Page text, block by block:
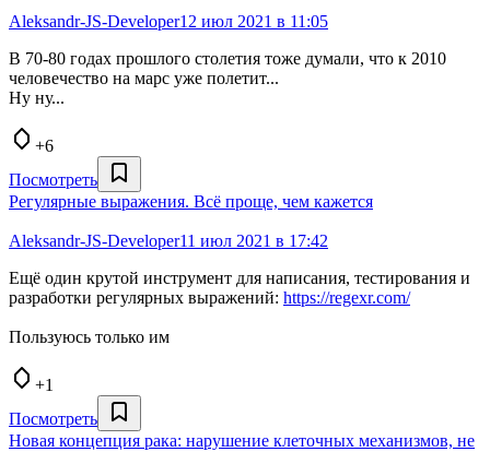
Aleksandr-JS-Developer12 июл 2021 в 11:05
В 70-80 годах прошлого столетия тоже думали, что к 2010
человечество на марс уже полетит...
Ну ну...
+6
Посмотреть
Регулярные выражения. Всё проще, чем кажется
Aleksandr-JS-Developer11 июл 2021 в 17:42
Ещё один крутой инструмент для написания, тестирования и
разработки регулярных выражений: https://regexr.com/
Пользуюсь только им
+1
Посмотреть
Новая концепция рака: нарушение клеточных механизмов, не